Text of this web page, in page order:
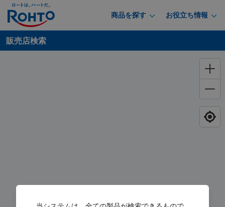
商品を探す お役立ち情報
販売店検索